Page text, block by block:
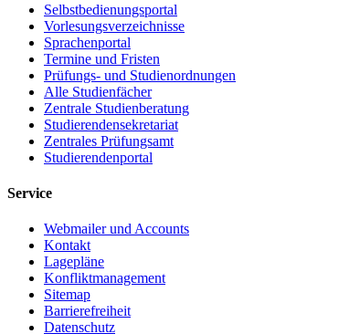
Selbstbedienungsportal
Vorlesungsverzeichnisse
Sprachenportal
Termine und Fristen
Prüfungs- und Studienordnungen
Alle Studienfächer
Zentrale Studienberatung
Studierendensekretariat
Zentrales Prüfungsamt
Studierendenportal
Service
Webmailer und Accounts
Kontakt
Lagepläne
Konfliktmanagement
Sitemap
Barrierefreiheit
Datenschutz